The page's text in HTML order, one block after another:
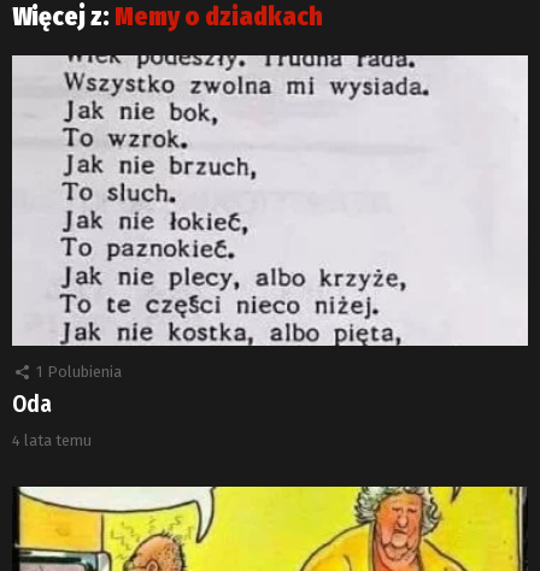
Więcej z: Memy o dziadkach
1 Polubienia
Oda
4 lata temu